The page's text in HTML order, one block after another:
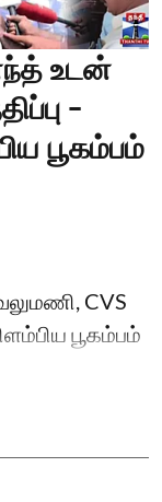
உடன்
-
பூகம்பம்
CVS
பூகம்பம்